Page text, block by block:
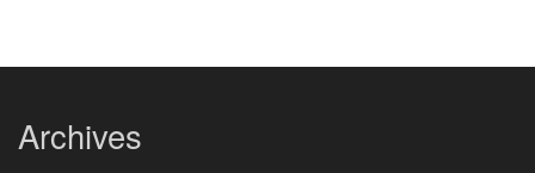
Archives